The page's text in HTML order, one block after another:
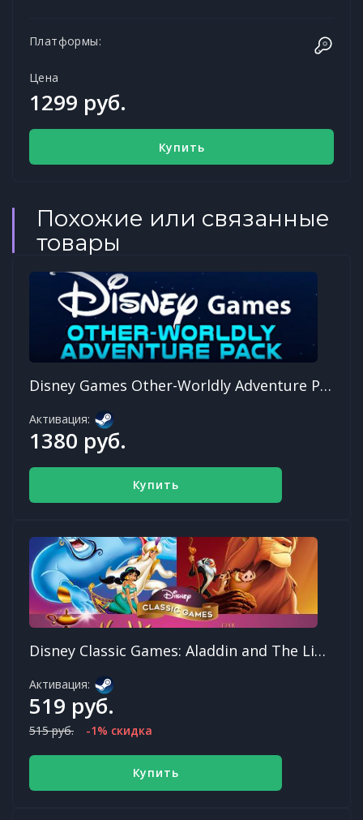
Платформы:
Цена
1299 руб.
Купить
Похожие или связанные
товары
Disney Games Other-Worldly Adventure Pack
Активация:
1380 руб.
Купить
Disney Classic Games: Aladdin and The Lion King
Активация:
519 руб.
515 руб. -1% скидка
Купить